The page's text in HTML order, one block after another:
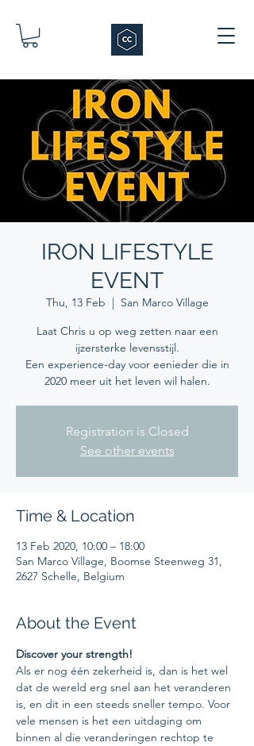
IRON LIFESTYLE
EVENT
Thu, 13 Feb
  |
San Marco Village
Laat Chris u op weg zetten naar een
ijzersterke levensstijl.
Een experience-day voor eenieder die in
2020 meer uit het leven wil halen.
Registration is Closed
See other events
Time & Location
13 Feb 2020, 10:00 – 18:00
San Marco Village, Boomse Steenweg 31,
2627 Schelle, Belgium
About the Event
Discover your strength!
Als er nog één zekerheid is, dan is het wel
dat de wereld erg snel aan het veranderen
is, en dit in een steeds sneller tempo. Voor
vele mensen is het een uitdaging om
binnen al die veranderingen rechtop te